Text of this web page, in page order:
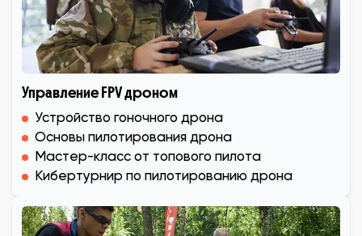
Управление FPV дроном
Устройство гоночного дрона
Основы пилотирования дрона
Мастер-класс от топового пилота
Кибертурнир по пилотированию дрона